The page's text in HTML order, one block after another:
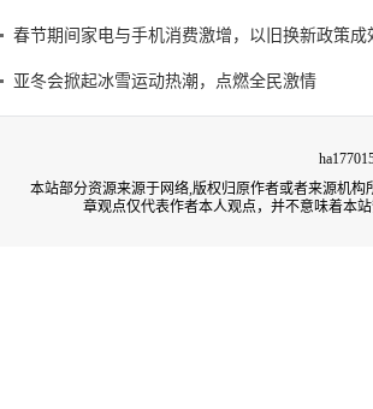
春节期间家电与手机消费激增，以旧换新政策成
亚冬会掀起冰雪运动热潮，点燃全民激情
本站部分资源来源于网络,版权归原作者或者来源机
章观点仅代表作者本人观点，并不意味着本